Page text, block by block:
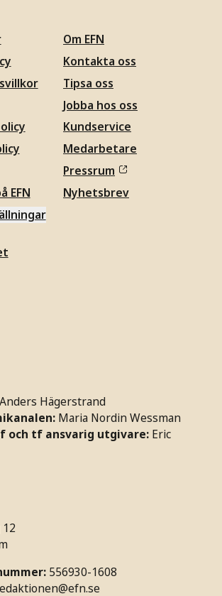
EFN
Om EFN
Kontakta oss
Tipsa oss
Jobba hos oss
Kundservice
Medarbetare
Pressrum
Nyhetsbrev
Hägerstrand
Maria Nordin Wessman
och tf ansvarig utgivare: Eric
556930-1608